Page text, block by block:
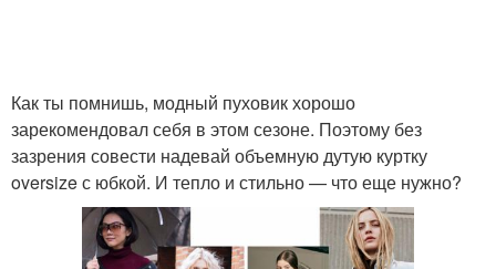
Как ты помнишь, модный пуховик хорошо
зарекомендовал себя в этом сезоне. Поэтому без
зазрения совести надевай объемную дутую куртку
oversize с юбкой. И тепло и стильно — что еще нужно?